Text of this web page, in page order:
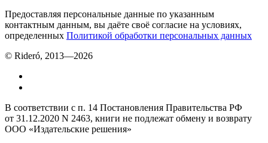
Предоставляя персональные данные по указанным
контактным данным, вы даёте своё согласие на условиях,
определенных Политикой обработки персональных данных
© Rideró, 2013—2026
В соответствии с п. 14 Постановления Правительства РФ
от 31.12.2020 N 2463, книги не подлежат обмену и возврату
ООО «Издательские решения»